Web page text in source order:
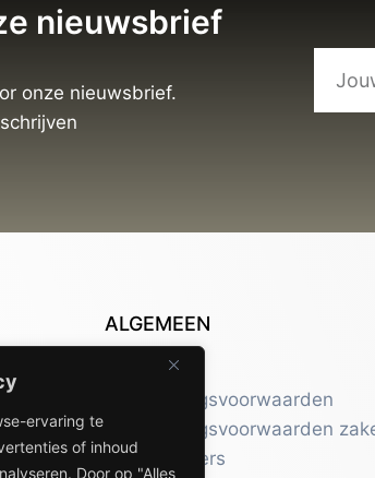
ervaring te
of inhoud
Door op "Alles
nieuwsbrief
onze nieuwsbrief.
ALGEMEEN
Contact
Leveringsvoorwaarden
Leveringsvoorwaarden
gebruikers